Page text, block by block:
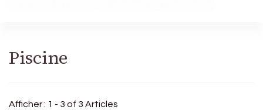
Piscine
Afficher : 1 - 3 of 3 Articles